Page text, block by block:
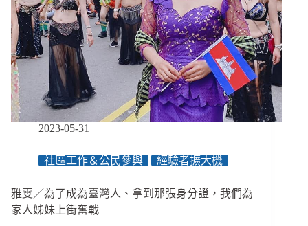
師
才
知
道
「被
關
愛
的
感
2023-05-31
社區工作＆公民參與 經驗者擴大機
雅雯／為了成為臺灣人、拿到那張身分證，我們為
家人姊妹上街奮戰